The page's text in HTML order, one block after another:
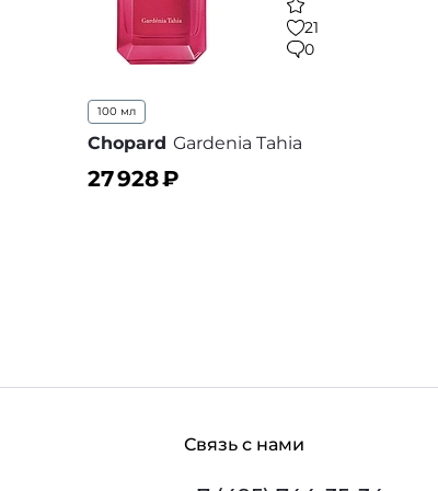
21
0
100 мл
Chopard Gardenia Tahia
27 928₽
Связь с нами